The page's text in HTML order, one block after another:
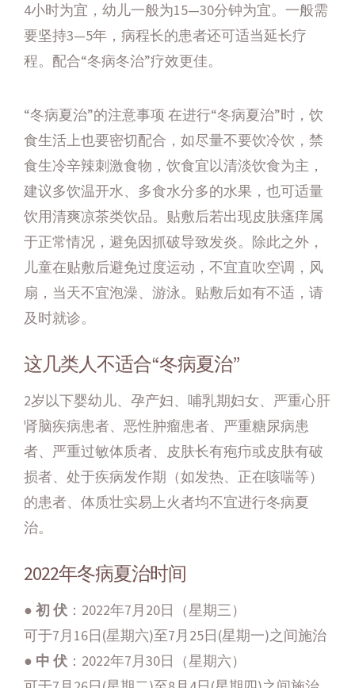
4小时为宜，幼儿一般为15—30分钟为宜。一般需
要坚持3—5年，病程长的患者还可适当延长疗
程。配合“冬病冬治”疗效更佳。
“冬病夏治”的注意事项 在进行“冬病夏治”时，饮
食生活上也要密切配合，如尽量不要饮冷饮，禁
食生冷辛辣刺激食物，饮食宜以清淡饮食为主，
建议多饮温开水、多食水分多的水果，也可适量
饮用清爽凉茶类饮品。贴敷后若出现皮肤瘙痒属
于正常情况，避免因抓破导致发炎。除此之外，
儿童在贴敷后避免过度运动，不宜直吹空调，风
扇，当天不宜泡澡、游泳。贴敷后如有不适，请
及时就诊。
这几类人不适合“冬病夏治”
2岁以下婴幼儿、孕产妇、哺乳期妇女、严重心肝
肾脑疾病患者、恶性肿瘤患者、严重糖尿病患
者、严重过敏体质者、皮肤长有疱疖或皮肤有破
损者、处于疾病发作期（如发热、正在咳喘等）
的患者、体质壮实易上火者均不宜进行冬病夏
治。
2022年冬病夏治时间
● 初 伏 ：2022年7月20日（星期三）
可于7月16日(星期六)至7月25日(星期一)之间施治
● 中 伏 ：2022年7月30日（星期六）